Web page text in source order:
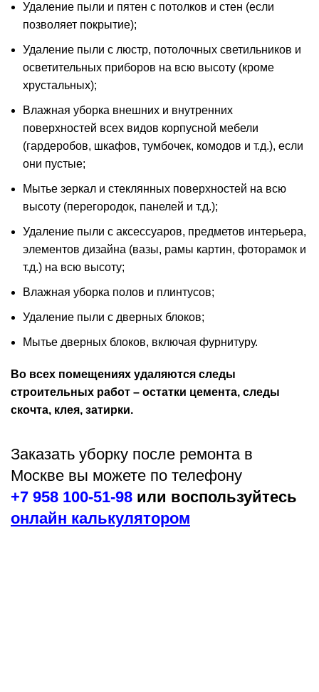
Удаление пыли и пятен с потолков и стен (если
позволяет покрытие);
Удаление пыли с люстр, потолочных светильников и
осветительных приборов на всю высоту (кроме
хрустальных);
Влажная уборка внешних и внутренних
поверхностей всех видов корпусной мебели
(гардеробов, шкафов, тумбочек, комодов и т.д.), если
они пустые;
Мытье зеркал и стеклянных поверхностей на всю
высоту (перегородок, панелей и т.д.);
Удаление пыли с аксессуаров, предметов интерьера,
элементов дизайна (вазы, рамы картин, фоторамок и
т.д.) на всю высоту;
Влажная уборка полов и плинтусов;
Удаление пыли с дверных блоков;
Мытье дверных блоков, включая фурнитуру.
Во всех помещениях удаляются следы
строительных работ – остатки цемента, следы
скочта, клея, затирки.
Заказать уборку после ремонта в
Москве вы можете по телефону
+7 958 100-51-98 или воспользуйтесь
онлайн калькулятором